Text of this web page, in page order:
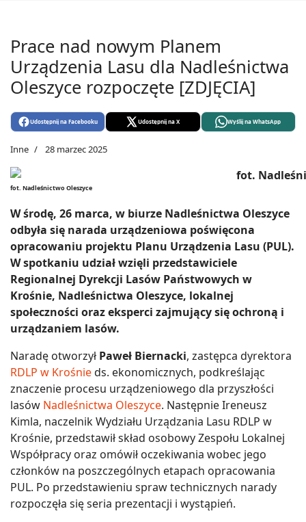
Prace nad nowym Planem
Urządzenia Lasu dla Nadleśnictwa
Oleszyce rozpoczęte [ZDJĘCIA]
Udostępnij na Facebooku Udostępnij na X Wyślij na WhatsApp
Inne 28 marzec 2025
fot. Nadleśnictwo Oleszyce
W środę, 26 marca, w biurze Nadleśnictwa Oleszyce
odbyła się narada urządzeniowa poświęcona
opracowaniu projektu Planu Urządzenia Lasu (PUL).
W spotkaniu udział wzięli przedstawiciele
Regionalnej Dyrekcji Lasów Państwowych w
Krośnie, Nadleśnictwa Oleszyce, lokalnej
społeczności oraz eksperci zajmujący się ochroną i
urządzaniem lasów.
Naradę otworzył Paweł Biernacki, zastępca dyrektora
RDLP w Krośnieds. ekonomicznych, podkreślając
znaczenie procesu urządzeniowego dla przyszłości
lasów Nadleśnictwa Oleszyce. Następnie Ireneusz
Kimla, naczelnik Wydziału Urządzania Lasu RDLP w
Krośnie, przedstawił skład osobowy Zespołu Lokalnej
Współpracy oraz omówił oczekiwania wobec jego
członków na poszczególnych etapach opracowania
PUL. Po przedstawieniu spraw technicznych narady
rozpoczęła się seria prezentacji i wystąpień.